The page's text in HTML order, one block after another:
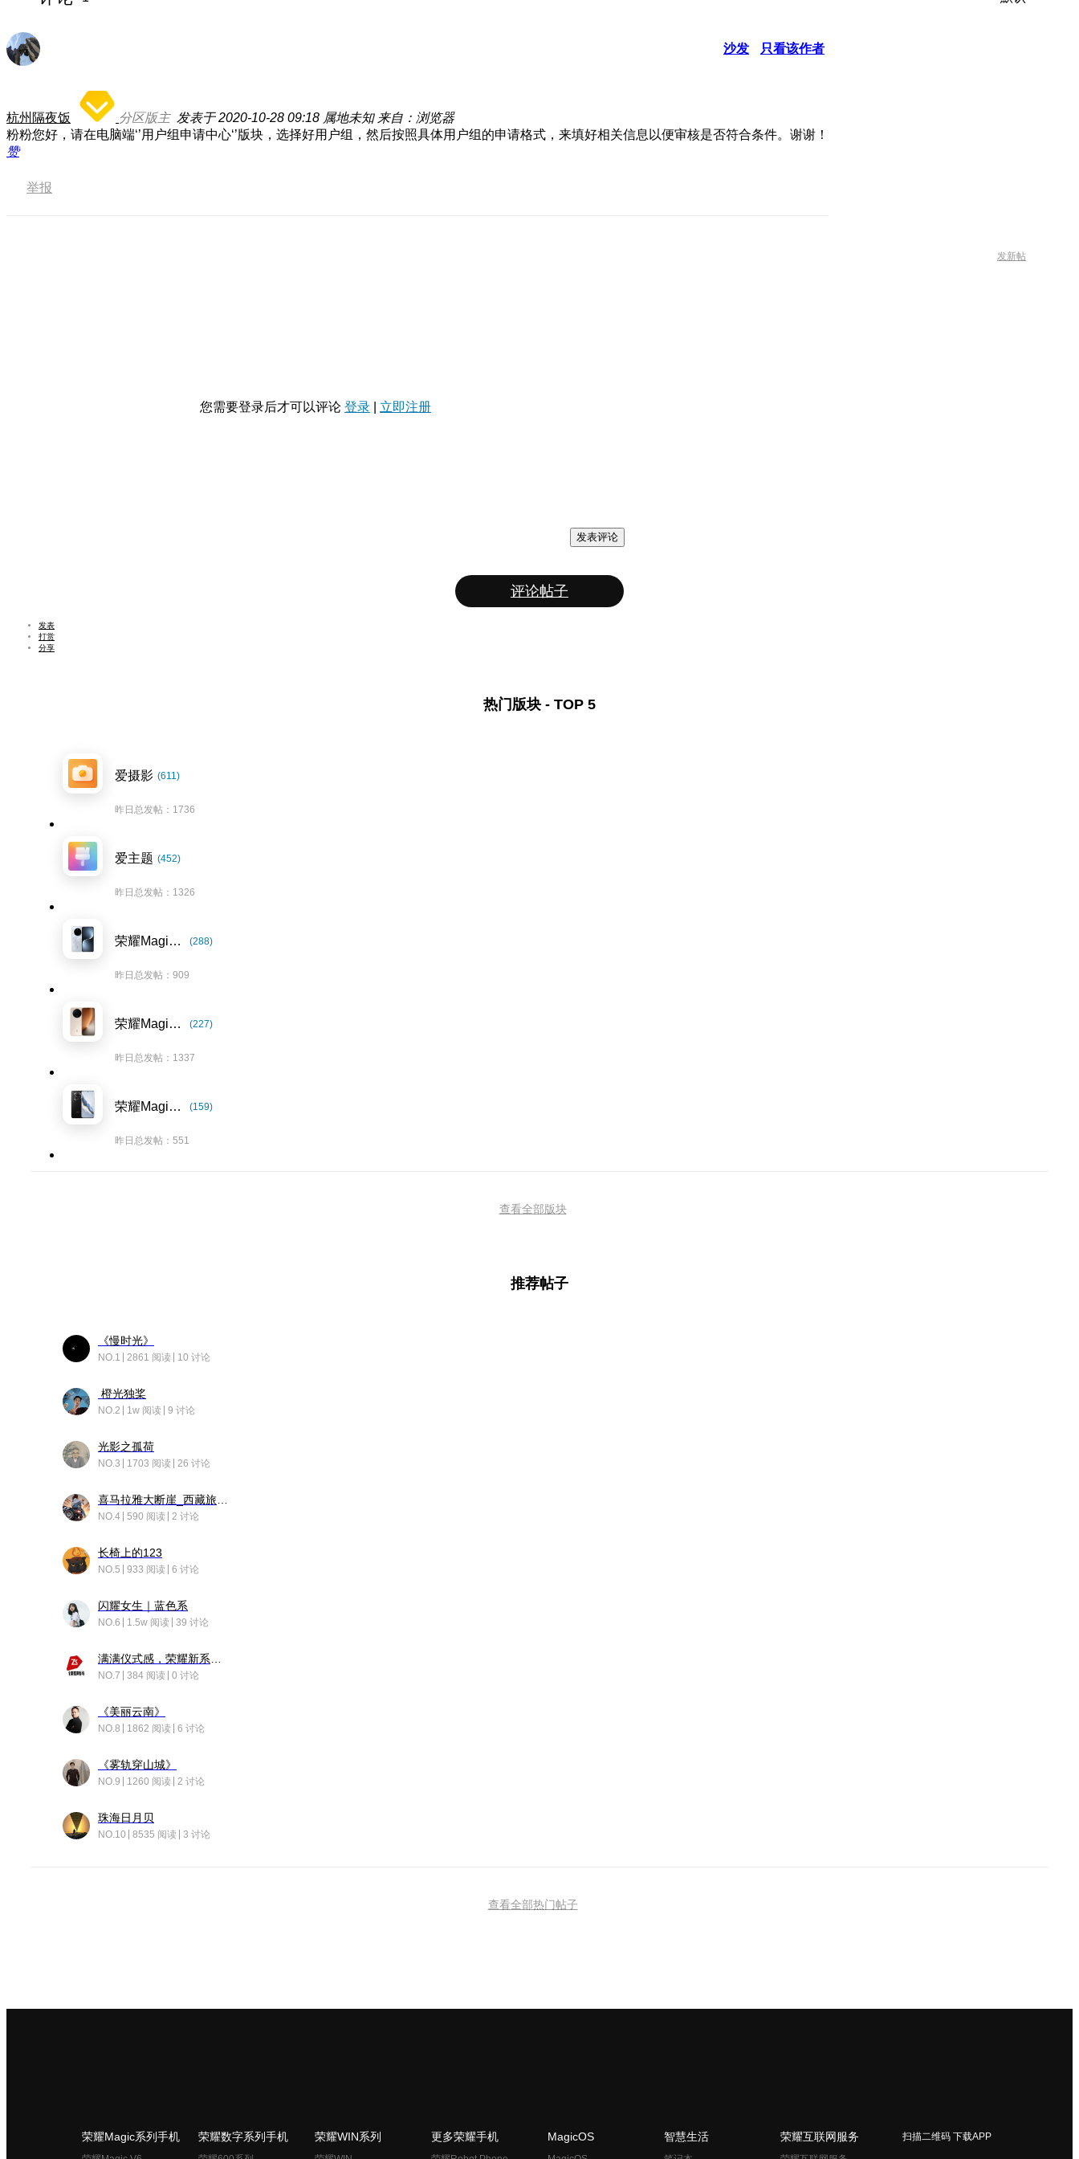
沙发 只看该作者
杭州隔夜饭 分区版主 发表于 2020-10-28 09:18 属地未知 来自：浏览器
粉粉您好，请在电脑端‘’用户组申请中心‘’版块，选择好用户组，然后按照具体用户组的申请格式，来填好相关信息以便审核是否符合条件。谢谢！
赞
举报
发新帖
您需要登录后才可以评论 登录 立即注册
发表评论
评论帖子
发表
打赏
分享
热门版块 - TOP 5
爱摄影 (611)
昨日总发帖：1736
爱主题 (452)
昨日总发帖：1326
荣耀Magic7系列 (288)
昨日总发帖：909
荣耀Magic8系列 (227)
昨日总发帖：1337
荣耀Magic6系列 (159)
昨日总发帖：551
查看全部版块
推荐帖子
《慢时光》
NO.1 2861 阅读 10 讨论
橙光独桨
NO.2 1w 阅读 9 讨论
光影之孤荷
NO.3 1703 阅读 26 讨论
NO.4 590 阅读 2 讨论
长椅上的123
NO.5 933 阅读 6 讨论
闪耀女生｜蓝色系
NO.6 1.5w 阅读 39 讨论
NO.7 384 阅读 0 讨论
《美丽云南》
NO.8 1862 阅读 6 讨论
《雾轨穿山城》
NO.9 1260 阅读 2 讨论
珠海日月贝
NO.10 8535 阅读 3 讨论
查看全部热门帖子
荣耀Magic系列手机 荣耀数字系列手机 荣耀WIN系列 更多荣耀手机 MagicOS 智慧生活 荣耀互联网服务 扫描二维码 下载APP